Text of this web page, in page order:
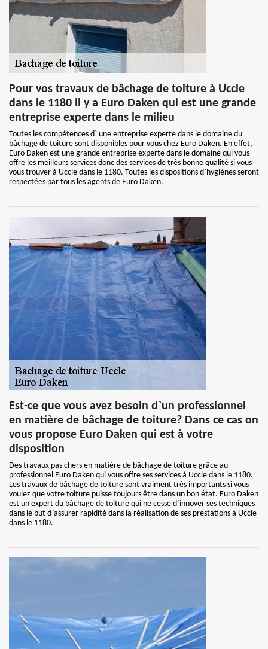
Pour vos travaux de bâchage de toiture à Uccle
dans le 1180 il y a Euro Daken qui est une grande
entreprise experte dans le milieu
Toutes les compétences d` une entreprise experte dans le domaine du
bâchage de toiture sont disponibles pour vous chez Euro Daken. En effet,
Euro Daken est une grande entreprise experte dans le domaine qui vous
offre les meilleurs services donc des services de très bonne qualité si vous
vous trouver à Uccle dans le 1180. Toutes les dispositions d`hygiènes seront
respectées par tous les agents de Euro Daken.
Est-ce que vous avez besoin d`un professionnel
en matière de bâchage de toiture? Dans ce cas on
vous propose Euro Daken qui est à votre
disposition
Des travaux pas chers en matière de bâchage de toiture grâce au
professionnel Euro Daken qui vous offre ses services à Uccle dans le 1180.
Les travaux de bâchage de toiture sont vraiment très importants si vous
voulez que votre toiture puisse toujours être dans un bon état. Euro Daken
est un expert du bâchage de toiture qui ne cesse d’innover ses techniques
dans le but d`assurer rapidité dans la réalisation de ses prestations à Uccle
dans le 1180.